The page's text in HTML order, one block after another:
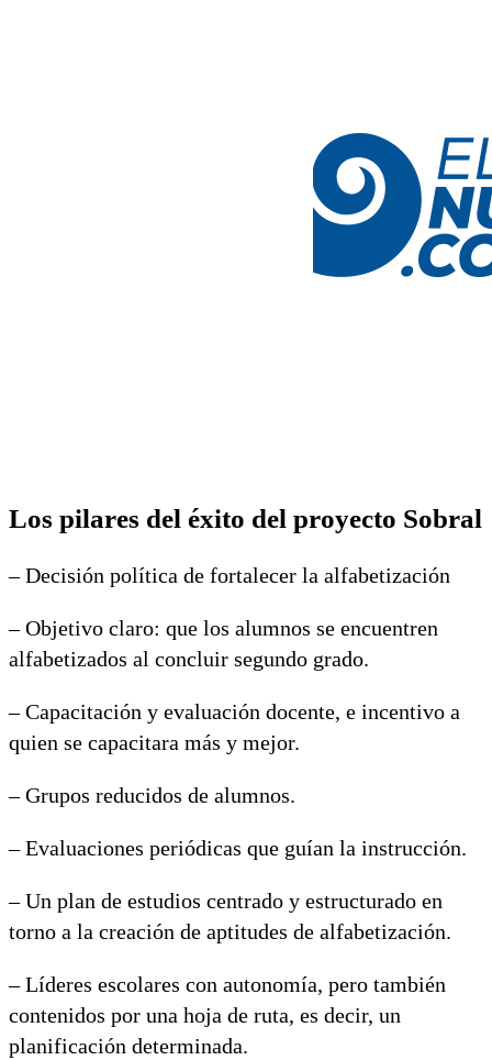
Los pilares del éxito del proyecto Sobral
– Decisión política de fortalecer la alfabetización
– Objetivo claro: que los alumnos se encuentren
alfabetizados al concluir segundo grado.
– Capacitación y evaluación docente, e incentivo a
quien se capacitara más y mejor.
– Grupos reducidos de alumnos.
– Evaluaciones periódicas que guían la instrucción.
– Un plan de estudios centrado y estructurado en
torno a la creación de aptitudes de alfabetización.
– Líderes escolares con autonomía, pero también
contenidos por una hoja de ruta, es decir, un
planificación determinada.